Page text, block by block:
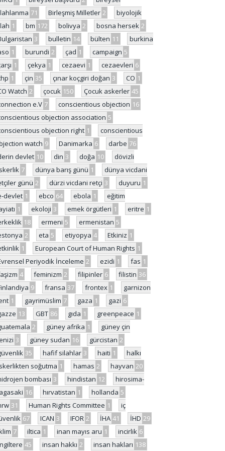
71 Birleşmiş Milletler 2
biyolojik
1 bm 172 bolivya 2 bosna hersek 2
3 bulletin 14 bülten 11
burkina
1 burundi 2 çad 1 campaign 5
1 çekya 1 cezaevi 1 cezaevleri 6
1 çin 35 çınar koçgiri doğan 3 CO 1
Watch 2 çocuk 150 Çocuk askerler 45
e.V 7 conscientious objection 16
objection association 5
objection right 1
conscientious
watch 9 Danimarka 6 darbe 76
devlet 10 din 3 doğa 10
dövizli
7 dünya barış günü 1
dünya vicdani
günü 2 dürzi vicdani retçi 3 duyuru 1
devlet 1 ebco 64 ebola 1
eğitim
1 ekoloji 3 emek örgütleri 1 eritre 1
18 ermeni 5 ermenistan 5
2 eta 5 etiyopya 4 Etkiniz 1
1 European Court of Human Rights 1
Periyodik İnceleme 2 ezidi 1 fas 1
4 feminizm 2 filipinler 6 filistin 36
9 fransa 37 frontex 1
garnizon
1 gayrimüslim 7 gaza 1 gazi 6
13 GBT 86 gıda 1 greenpeace 1
2 güney afrika 1
güney çin
3 güney sudan 16 gürcistan 2
35 hafif silahlar 3 haiti 1
halkı
soğutma 1 hamas 2 hayvan 20
bombası 3 hindistan 12
hirosima-
16 hırvatistan 1 hollanda 5
31 Human Rights Committee 1
iç
67 ICAN 3 IFOR 2 İHA 41 İHD 29
7 iltica 1 inan mayıs aru 1 incirlik 6
45 insan hakkı 2 insan hakları 138